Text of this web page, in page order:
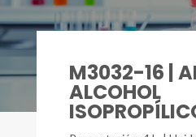
M3032-16 |
ALCOHOL